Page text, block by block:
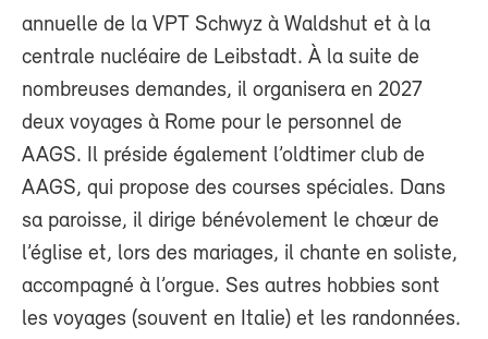
annuelle de la VPT Schwyz à Waldshut et à la
centrale nucléaire de Leibstadt. À la suite de
nombreuses demandes, il organisera en 2027
deux voyages à Rome pour le personnel de
AAGS. Il préside également l’oldtimer club de
AAGS, qui propose des courses spéciales. Dans
sa paroisse, il dirige bénévolement le chœur de
l’église et, lors des mariages, il chante en soliste,
accompagné à l’orgue. Ses autres hobbies sont
les voyages (souvent en Italie) et les randonnées.